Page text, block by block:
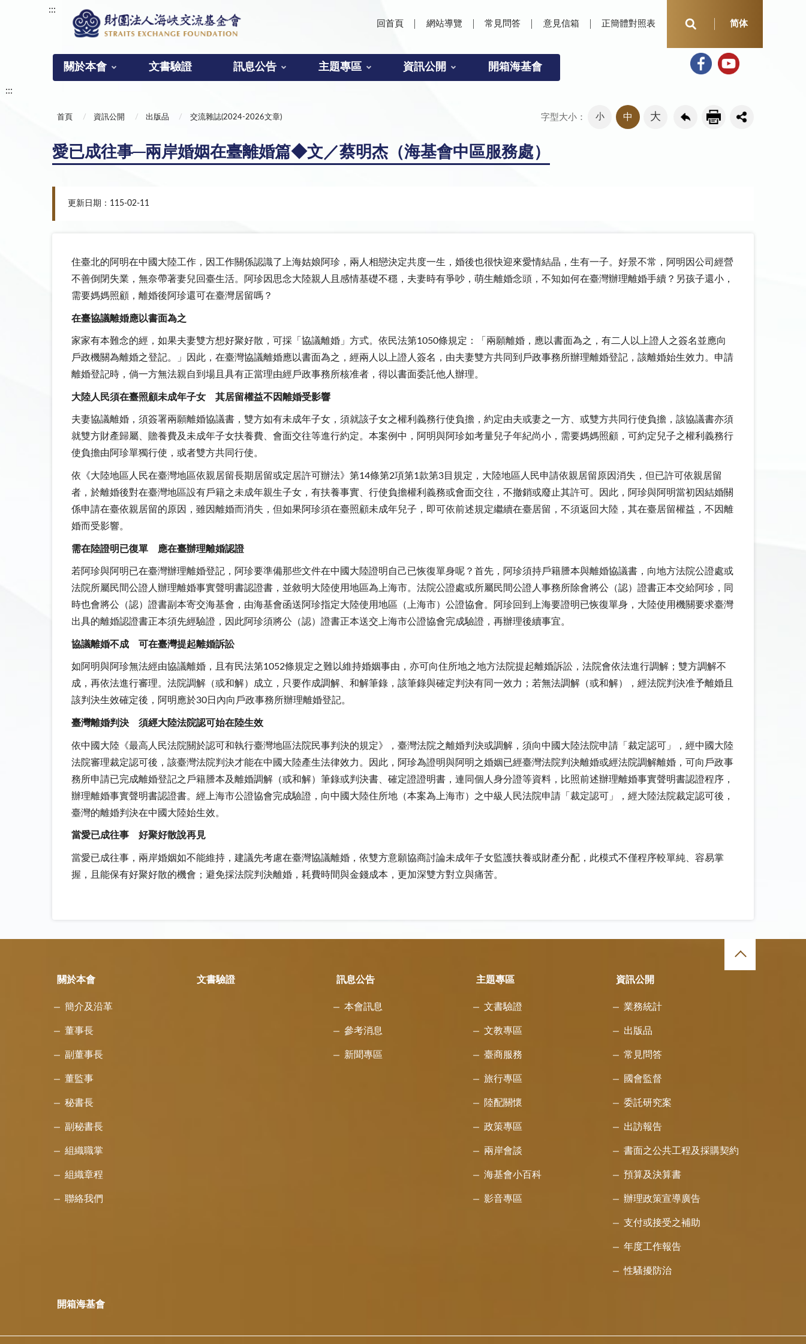
:::
回首頁 網站導覽 常見問答 意見信箱 正簡體對照表 简体
關於本會 文書驗證 訊息公告 主題專區 資訊公開 開箱海基會
:::
首頁 資訊公開 出版品 交流雜誌(2024-2026文章) 字型大小： 小 中 大
愛已成往事─兩岸婚姻在臺離婚篇◆文／蔡明杰（海基會中區服務處）
更新日期：115-02-11
住臺北的阿明在中國大陸工作，因工作關係認識了上海姑娘阿珍，兩人相戀決定共度一生，婚後也很快迎來愛情結晶，生有一子。好景不常，阿明因公司經營
不善倒閉失業，無奈帶著妻兒回臺生活。阿珍因思念大陸親人且感情基礎不穩，夫妻時有爭吵，萌生離婚念頭，不知如何在臺灣辦理離婚手續？另孩子還小，
需要媽媽照顧，離婚後阿珍還可在臺灣居留嗎？
在臺協議離婚應以書面為之
家家有本難念的經，如果夫妻雙方想好聚好散，可採「協議離婚」方式。依民法第1050條規定：「兩願離婚，應以書面為之，有二人以上證人之簽名並應向
戶政機關為離婚之登記。」因此，在臺灣協議離婚應以書面為之，經兩人以上證人簽名，由夫妻雙方共同到戶政事務所辦理離婚登記，該離婚始生效力。申請
離婚登記時，倘一方無法親自到場且具有正當理由經戶政事務所核准者，得以書面委託他人辦理。
大陸人民須在臺照顧未成年子女 其居留權益不因離婚受影響
夫妻協議離婚，須簽署兩願離婚協議書，雙方如有未成年子女，須就該子女之權利義務行使負擔，約定由夫或妻之一方、或雙方共同行使負擔，該協議書亦須
就雙方財產歸屬、贍養費及未成年子女扶養費、會面交往等進行約定。本案例中，阿明與阿珍如考量兒子年紀尚小，需要媽媽照顧，可約定兒子之權利義務行
使負擔由阿珍單獨行使，或者雙方共同行使。
依《大陸地區人民在臺灣地區依親居留長期居留或定居許可辦法》第14條第2項第1款第3目規定，大陸地區人民申請依親居留原因消失，但已許可依親居留
者，於離婚後對在臺灣地區設有戶籍之未成年親生子女，有扶養事實、行使負擔權利義務或會面交往，不撤銷或廢止其許可。因此，阿珍與阿明當初因結婚關
係申請在臺依親居留的原因，雖因離婚而消失，但如果阿珍須在臺照顧未成年兒子，即可依前述規定繼續在臺居留，不須返回大陸，其在臺居留權益，不因離
婚而受影響。
需在陸證明已復單 應在臺辦理離婚認證
若阿珍與阿明已在臺灣辦理離婚登記，阿珍要準備那些文件在中國大陸證明自己已恢復單身呢？首先，阿珍須持戶籍謄本與離婚協議書，向地方法院公證處或
法院所屬民間公證人辦理離婚事實聲明書認證書，並敘明大陸使用地區為上海市。法院公證處或所屬民間公證人事務所除會將公（認）證書正本交給阿珍，同
時也會將公（認）證書副本寄交海基會，由海基會函送阿珍指定大陸使用地區（上海市）公證協會。阿珍回到上海要證明已恢復單身，大陸使用機關要求臺灣
出具的離婚認證書正本須先經驗證，因此阿珍須將公（認）證書正本送交上海市公證協會完成驗證，再辦理後續事宜。
協議離婚不成 可在臺灣提起離婚訴訟
如阿明與阿珍無法經由協議離婚，且有民法第1052條規定之難以維持婚姻事由，亦可向住所地之地方法院提起離婚訴訟，法院會依法進行調解；雙方調解不
成，再依法進行審理。法院調解（或和解）成立，只要作成調解、和解筆錄，該筆錄與確定判決有同一效力；若無法調解（或和解），經法院判決准予離婚且
該判決生效確定後，阿明應於30日內向戶政事務所辦理離婚登記。
臺灣離婚判決 須經大陸法院認可始在陸生效
依中國大陸《最高人民法院關於認可和執行臺灣地區法院民事判決的規定》，臺灣法院之離婚判決或調解，須向中國大陸法院申請「裁定認可」，經中國大陸
法院審理裁定認可後，該臺灣法院判決才能在中國大陸產生法律效力。因此，阿珍為證明與阿明之婚姻已經臺灣法院判決離婚或經法院調解離婚，可向戶政事
務所申請已完成離婚登記之戶籍謄本及離婚調解（或和解）筆錄或判決書、確定證證明書，連同個人身分證等資料，比照前述辦理離婚事實聲明書認證程序，
辦理離婚事實聲明書認證書。經上海市公證協會完成驗證，向中國大陸住所地（本案為上海市）之中級人民法院申請「裁定認可」，經大陸法院裁定認可後，
臺灣的離婚判決在中國大陸始生效。
當愛已成往事 好聚好散說再見
當愛已成往事，兩岸婚姻如不能維持，建議先考慮在臺灣協議離婚，依雙方意願協商討論未成年子女監護扶養或財產分配，此模式不僅程序較單純、容易掌
握，且能保有好聚好散的機會；避免採法院判決離婚，耗費時間與金錢成本，更加深雙方對立與痛苦。
關於本會
簡介及沿革
董事長
副董事長
董監事
秘書長
副秘書長
組織職掌
組織章程
聯絡我們
文書驗證 訊息公告
本會訊息
參考消息
新聞專區
主題專區
文書驗證
文教專區
臺商服務
旅行專區
陸配關懷
政策專區
兩岸會談
海基會小百科
影音專區
資訊公開
業務統計
出版品
常見問答
國會監督
委託研究案
出訪報告
書面之公共工程及採購契約
預算及決算書
辦理政策宣導廣告
支付或接受之補助
年度工作報告
性騷擾防治
開箱海基會